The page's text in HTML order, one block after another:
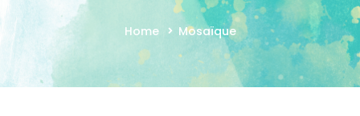
Home Mosaïque